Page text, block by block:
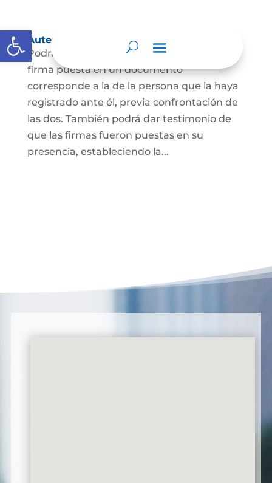
Abrir barra de herramientas
Autenticación de Firma
Podrá dar testimonio escrito de que la
firma puesta en un documento
corresponde a la de la persona que la haya
registrado ante él, previa confrontación de
las dos. También podrá dar testimonio de
que las firmas fueron puestas en su
presencia, estableciendo la...